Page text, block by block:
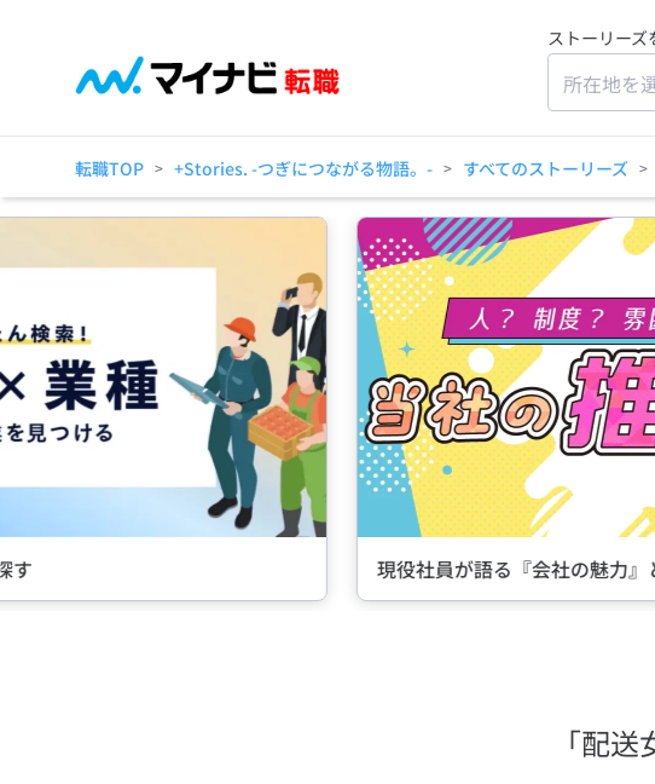
ストーリー
所在地を
転職TOP > +Stories. -つぎにつながる物語。- > すべてのストーリーズ >
語る『会社の魅力』とは？ 中途入
「配